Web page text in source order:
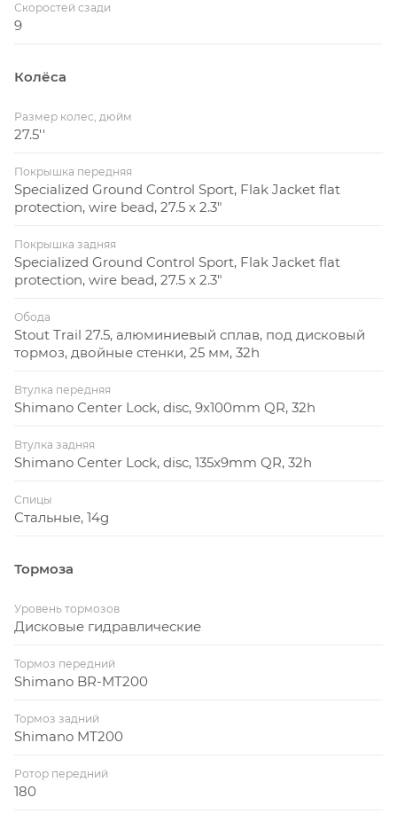
Скоростей сзади
9
Колёса
Размер колес, дюйм
27.5''
Покрышка передняя
Specialized Ground Control Sport, Flak Jacket flat
protection, wire bead, 27.5 x 2.3"
Покрышка задняя
Specialized Ground Control Sport, Flak Jacket flat
protection, wire bead, 27.5 x 2.3"
Обода
Stout Trail 27.5, алюминиевый сплав, под дисковый
тормоз, двойные стенки, 25 мм, 32h
Втулка передняя
Shimano Center Lock, disc, 9x100mm QR, 32h
Втулка задняя
Shimano Center Lock, disc, 135x9mm QR, 32h
Спицы
Стальные, 14g
Тормоза
Уровень тормозов
Дисковые гидравлические
Тормоз передний
Shimano BR-MT200
Тормоз задний
Shimano MT200
Ротор передний
180